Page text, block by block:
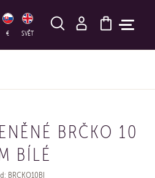
€ SVĚT
HLEDAT
BRČKO 10
BÍLÉ
BRCKO10BI